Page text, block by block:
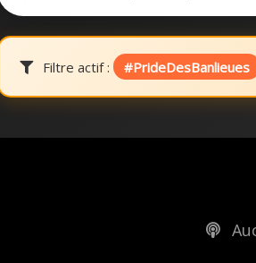
Filtre actif : #PrideDesBanlieues